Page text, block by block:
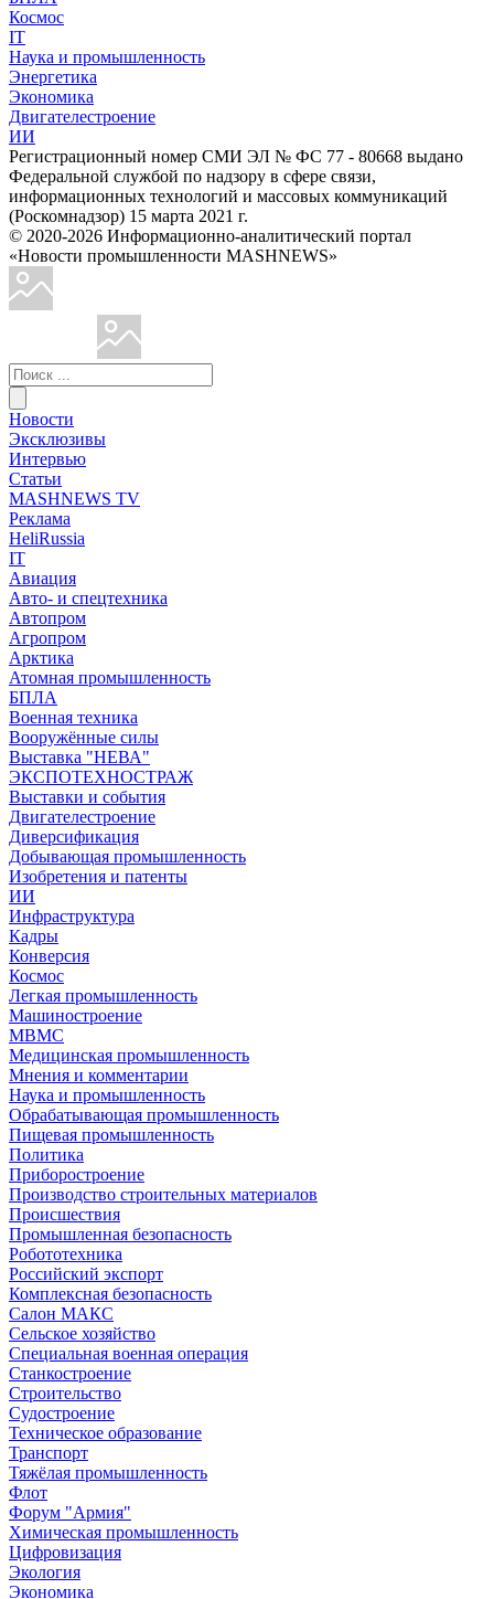
Космос
IT
Наука и промышленность
Энергетика
Экономика
Двигателестроение
ИИ
Регистрационный номер СМИ ЭЛ № ФС 77 - 80668 выдано
Федеральной службой по надзору в сфере связи,
информационных технологий и массовых коммуникаций
(Роскомнадзор) 15 марта 2021 г.
© 2020-2026 Информационно-аналитический портал
«Новости промышленности MASHNEWS»
Новости
Эксклюзивы
Интервью
Статьи
MASHNEWS TV
Реклама
HeliRussia
IT
Авиация
Авто- и спецтехника
Автопром
Агропром
Арктика
Атомная промышленность
БПЛА
Военная техника
Вооружённые силы
Выставка "НЕВА"
ЭКСПОТЕХНОСТРАЖ
Выставки и события
Двигателестроение
Диверсификация
Добывающая промышленность
Изобретения и патенты
ИИ
Инфраструктура
Кадры
Конверсия
Космос
Легкая промышленность
Машиностроение
МВМС
Медицинская промышленность
Мнения и комментарии
Наука и промышленность
Обрабатывающая промышленность
Пищевая промышленность
Политика
Приборостроение
Производство строительных материалов
Происшествия
Промышленная безопасность
Робототехника
Российский экспорт
Комплексная безопасность
Салон МАКС
Сельское хозяйство
Специальная военная операция
Станкостроение
Строительство
Судостроение
Техническое образование
Транспорт
Тяжёлая промышленность
Флот
Форум "Армия"
Химическая промышленность
Цифровизация
Экология
Экономика